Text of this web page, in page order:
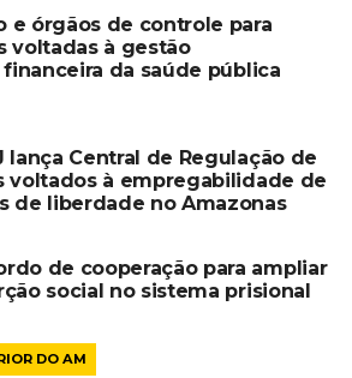
e órgãos de controle para
voltadas à gestão
da saúde pública
lança Central de Regulação de
voltados à empregabilidade de
de liberdade no Amazonas
de cooperação para ampliar
social no sistema prisional
DO AM